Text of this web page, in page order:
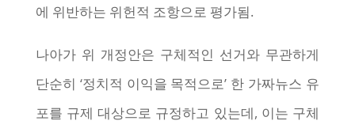
에 위반하는 위헌적 조항으로 평가됨.
나아가 위 개정안은 구체적인 선거와 무관하게
단순히 ‘정치적 이익을 목적으로’ 한 가짜뉴스 유
포를 규제 대상으로 규정하고 있는데, 이는 구체